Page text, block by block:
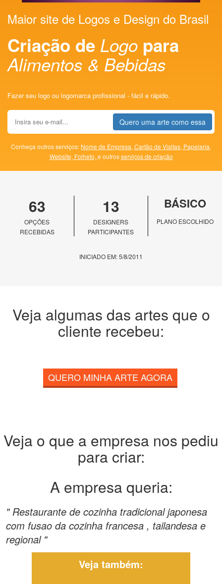
Maior site de Logos e Design do Brasil
Criação de Logo para
Alimentos & Bebidas
Fazer seu logo ou logomarca profissional - fácil e rápido.
Quero uma arte como essa
Conheça outros serviços: Nome de Empresa, Cartão de Visitas, Papelaria,
Website, Folheto, e outrosserviços de criação
63
OPÇÕES
RECEBIDAS
13
DESIGNERS
PARTICIPANTES
BÁSICO
PLANO ESCOLHIDO
INICIADO EM: 5/8/2011
Veja algumas das artes que o
cliente recebeu:
QUERO MINHA ARTE AGORA
Veja o que a empresa nos pediu
para criar:
A empresa queria:
" Restaurante de cozinha tradicional japonesa
com fusao da cozinha francesa , tailandesa e
regional "
Veja também: